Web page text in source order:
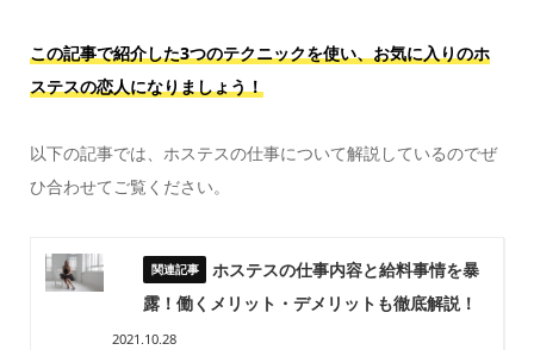
この記事で紹介した3つのテクニックを使い、お気に入りのホ
ステスの恋人になりましょう！
以下の記事では、ホステスの仕事について解説しているのでぜ
ひ合わせてご覧ください。
ホステスの仕事内容と給料事情を暴
露！働くメリット・デメリットも徹底解説！
2021.10.28